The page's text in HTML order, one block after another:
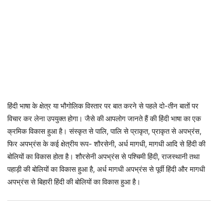
हिंदी भाषा के क्षेत्र या भौगोलिक विस्तार पर बात करने से पहले दो-तीन बातों पर
विचार कर लेना उपयुक्त होगा। जैसे की आपलोग जानते हैं की हिंदी भाषा का एक
क्रमिक विकास हुआ है। संस्कृत से पालि, पालि से प्राकृत, प्राकृत से अपभ्रंस,
फिर अपभ्रंस के कई क्षेत्रीय रूप- शौरसेनी, अर्ध मागधी, मागधी आदि से हिंदी की
बोलियों का विकास होता है। शौरसेनी अपभ्रंस से पश्चिमी हिंदी, राजस्थानी तथा
पहाड़ी की बोलियों का विकास हुआ है, अर्ध मागधी अपभ्रंस से पूर्वी हिंदी और मागधी
अपभ्रंस से बिहारी हिंदी की बोलियों का विकास हुआ है।